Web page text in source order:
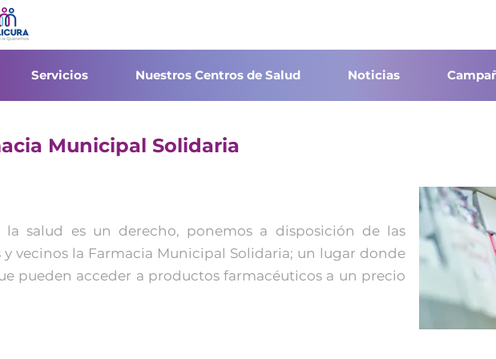
Servicios Nuestros Centros de Salud Noticias
Municipal Solidaria
la salud es un derecho, ponemos a disposición de las
y vecinos la Farmacia Municipal Solidaria; un lugar donde
pueden acceder a productos farmacéuticos a un precio